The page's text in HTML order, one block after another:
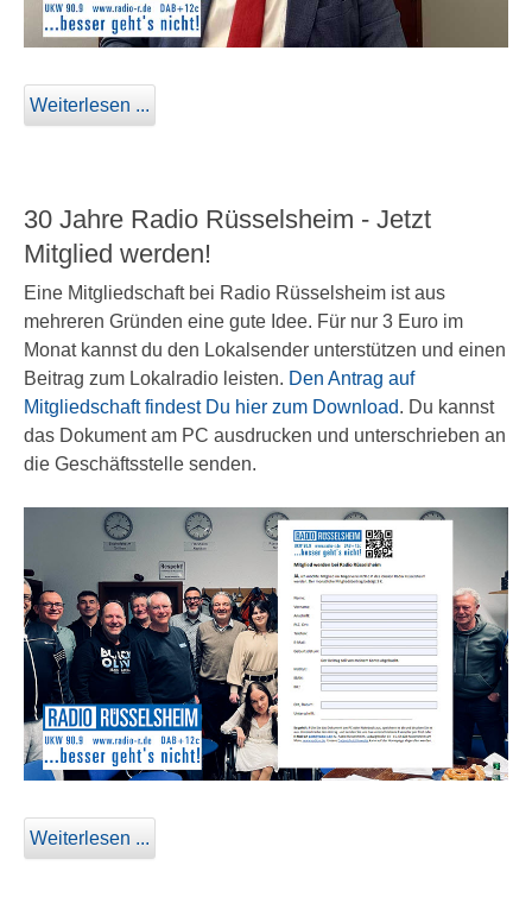
Weiterlesen ...
30 Jahre Radio Rüsselsheim - Jetzt
Mitglied werden!
Eine Mitgliedschaft bei Radio Rüsselsheim ist aus
mehreren Gründen eine gute Idee. Für nur 3 Euro im
Monat kannst du den Lokalsender unterstützen und einen
Beitrag zum Lokalradio leisten. Den Antrag auf
Mitgliedschaft findest Du hier zum Download. Du kannst
das Dokument am PC ausdrucken und unterschrieben an
die Geschäftsstelle senden.
Weiterlesen ...